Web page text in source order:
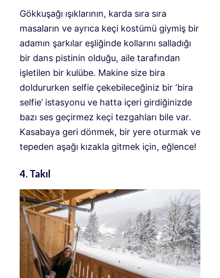
Gökkuşağı ışıklarının, karda sıra sıra
masaların ve ayrıca keçi kostümü giymiş bir
adamın şarkılar eşliğinde kollarını salladığı
bir dans pistinin olduğu, aile tarafından
işletilen bir kulübe. Makine size bira
doldururken selfie çekebileceğiniz bir ‘bira
selfie’ istasyonu ve hatta içeri girdiğinizde
bazı ses geçirmez keçi tezgahları bile var.
Kasabaya geri dönmek, bir yere oturmak ve
tepeden aşağı kızakla gitmek için, eğlence!
4. Takıl